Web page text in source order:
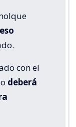
con el
deberá